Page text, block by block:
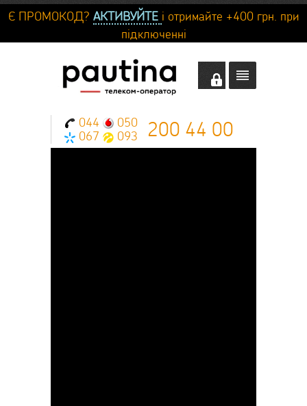
Є ПРОМОКОД? АКТИВУЙТЕ і отримайте +400 грн. при
підключенні
044
050
067
093 200 44 00